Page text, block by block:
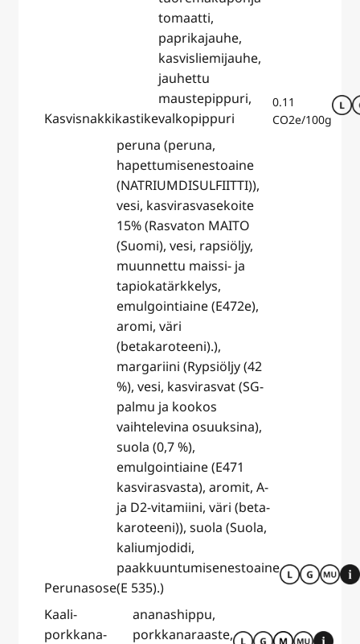
Kasvisnakkikastike
tomaatti,
paprikajauhe,
kasvisliemijauhe,
jauhettu
maustepippuri,
valkopippuri
0.11
CO2e/100g
Perunasose
peruna (peruna,
hapettumisenestoaine
( NATRIUMDISULFIITTI)),
vesi, kasvirasvasekoite
15% (Rasvaton MAITO
(Suomi), vesi, rapsiöljy,
muunnettu maissi- ja
tapiokatärkkelys,
emulgointiaine (E472e),
aromi, väri
(betakaroteeni).),
margariini (Rypsiöljy (42
%), vesi, kasvirasvat (SG-
palmu ja kookos
vaihtelevina osuuksina),
suola (0,7 %),
emulgointiaine (E471
kasvirasvasta), aromit, A-
ja D2-vitamiini, väri (beta-
karoteeni)), suola (Suola,
kaliumjodidi,
paakkuuntumisenestoaine
(E 535).)
Kaali-
porkkana-
ananashippu,
porkkanaraaste,